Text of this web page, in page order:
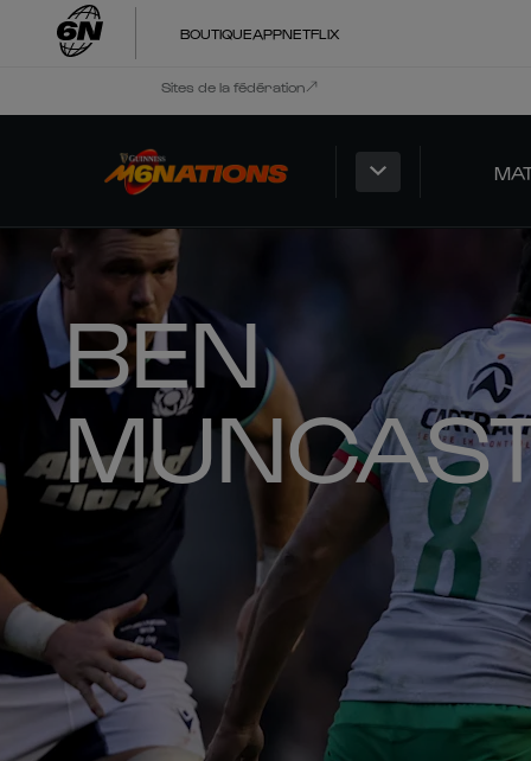
BOUTIQUEAPPNETFLIX
Sites de la fédération
BEN